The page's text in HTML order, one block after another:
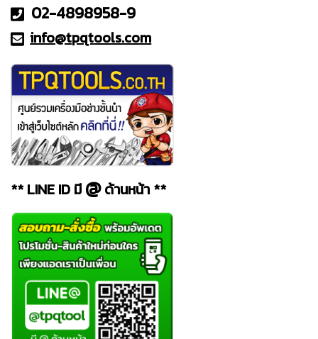
02-4898958-9
info@tpqtools.com
** LINE ID มี @ด้านหน้า **